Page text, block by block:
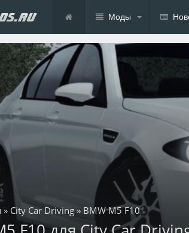
Моды
» City Car Driving» BMW M5 F10